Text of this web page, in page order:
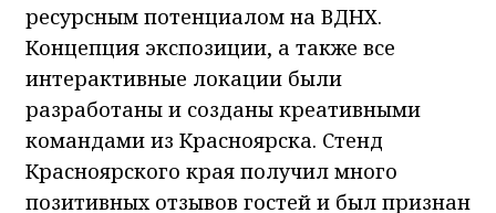
ресурсным потенциалом на ВДНХ.
Концепция экспозиции, а также все
интерактивные локации были
разработаны и созданы креативными
командами из Красноярска. Стенд
Красноярского края получил много
позитивных отзывов гостей и был признан